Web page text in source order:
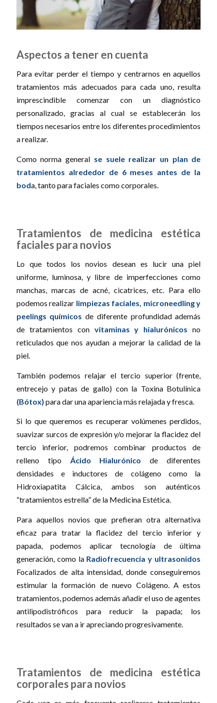
Aspectos a tener en cuenta
Para evitar perder el tiempo y centrarnos en aquellos
tratamientos más adecuados para cada uno, resulta
imprescindible comenzar con un diagnóstico
personalizado, gracias al cual se establecerán los
tiempos necesarios entre los diferentes procedimientos
a realizar.
Como norma general se suele realizar un plan de
tratamientos alrededor de 6 meses antes de la
boda, tanto para faciales como corporales.
Tratamientos de medicina estética
faciales para novios
Lo que todos los novios desean es lucir una piel
uniforme, luminosa, y libre de imperfecciones como
manchas, marcas de acné, cicatrices, etc. Para ello
podemos realizar limpiezas faciales, microneedling y
peelings químicos de diferente profundidad además
de tratamientos con vitaminas y hialurónicos no
reticulados que nos ayudan a mejorar la calidad de la
piel.
También podemos relajar el tercio superior (frente,
entrecejo y patas de gallo) con la Toxina Botulínica
(Bótox) para dar una apariencia más relajada y fresca.
Si lo que queremos es recuperar volúmenes perdidos,
suavizar surcos de expresión y/o mejorar la flacidez del
tercio inferior, podremos combinar productos de
relleno tipo Ácido Hialurónico de diferentes
densidades e inductores de colágeno como la
Hidroxiapatita Cálcica, ambos son auténticos
“tratamientos estrella” de la Medicina Estética.
Para aquellos novios que prefieran otra alternativa
eficaz para tratar la flacidez del tercio inferior y
papada, podemos aplicar tecnología de última
generación, como la Radiofrecuencia y ultrasonidos
Focalizados de alta intensidad, donde conseguiremos
estimular la formación de nuevo Colágeno. A estos
tratamientos, podemos además añadir el uso de agentes
antilipodistróficos para reducir la papada; los
resultados se van a ir apreciando progresivamente.
Tratamientos de medicina estética
corporales para novios